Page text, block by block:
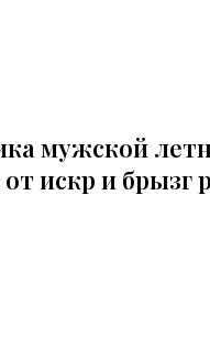
мужской
искр и брызг